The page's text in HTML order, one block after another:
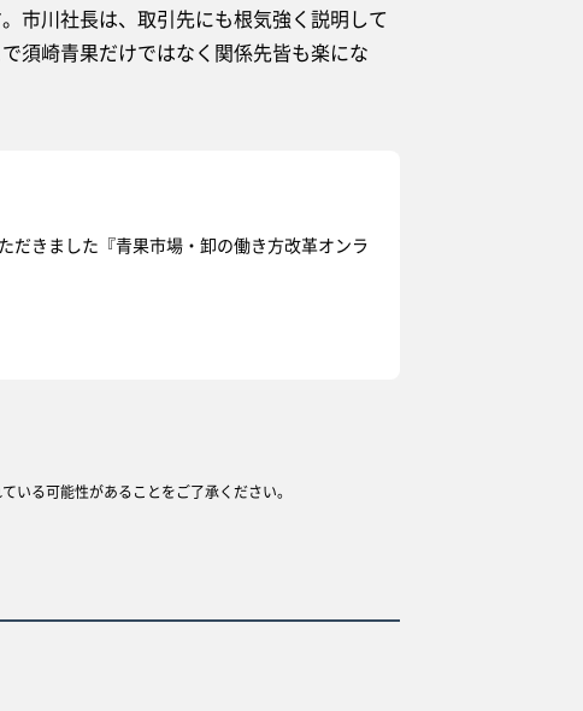
市川社長は、取引先にも根気強く説明して
須崎青果だけではなく関係先皆も楽にな
だきました『青果市場・卸の働き方改革オンラ
る可能性があることをご了承ください。